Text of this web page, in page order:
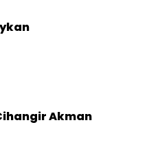
Akman